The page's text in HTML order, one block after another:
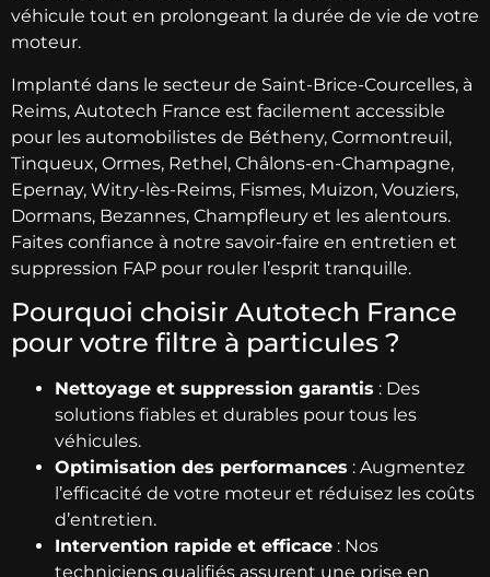
véhicule tout en prolongeant la durée de vie de votre
moteur.
Implanté dans le secteur de Saint-Brice-Courcelles, à
Reims, Autotech France est facilement accessible
pour les automobilistes de Bétheny, Cormontreuil,
Tinqueux, Ormes, Rethel, Châlons-en-Champagne,
Epernay, Witry-lès-Reims, Fismes, Muizon, Vouziers,
Dormans, Bezannes, Champfleury et les alentours.
Faites confiance à notre savoir-faire en entretien et
suppression FAP pour rouler l’esprit tranquille.
Pourquoi choisir Autotech France
pour votre filtre à particules ?
Nettoyage et suppression garantis : Des
solutions fiables et durables pour tous les
véhicules.
Optimisation des performances : Augmentez
l’efficacité de votre moteur et réduisez les coûts
d’entretien.
Intervention rapide et efficace : Nos
techniciens qualifiés assurent une prise en